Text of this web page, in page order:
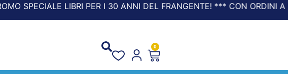
SPECIALE LIBRI PER I 30 ANNI DEL FRANGENTE! *** CON ORDINI A
0